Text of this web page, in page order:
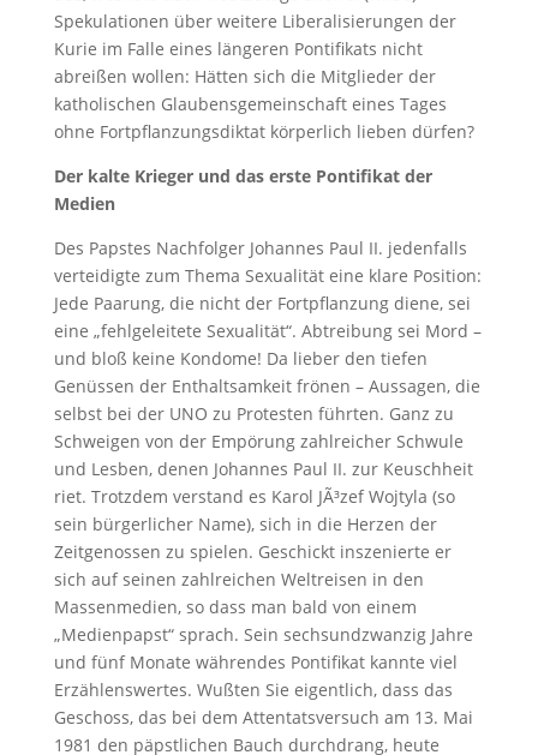
Spekulationen über weitere Liberalisierungen der
Kurie im Falle eines längeren Pontifikats nicht
abreißen wollen: Hätten sich die Mitglieder der
katholischen Glaubensgemeinschaft eines Tages
ohne Fortpflanzungsdiktat körperlich lieben dürfen?
Der kalte Krieger und das erste Pontifikat der
Medien
Des Papstes Nachfolger Johannes Paul II. jedenfalls
verteidigte zum Thema Sexualität eine klare Position:
Jede Paarung, die nicht der Fortpflanzung diene, sei
eine „fehlgeleitete Sexualität“. Abtreibung sei Mord –
und bloß keine Kondome! Da lieber den tiefen
Genüssen der Enthaltsamkeit frönen – Aussagen, die
selbst bei der UNO zu Protesten führten. Ganz zu
Schweigen von der Empörung zahlreicher Schwule
und Lesben, denen Johannes Paul II. zur Keuschheit
riet. Trotzdem verstand es Karol JÃ³zef Wojtyla (so
sein bürgerlicher Name), sich in die Herzen der
Zeitgenossen zu spielen. Geschickt inszenierte er
sich auf seinen zahlreichen Weltreisen in den
Massenmedien, so dass man bald von einem
„Medienpapst“ sprach. Sein sechsundzwanzig Jahre
und fünf Monate währendes Pontifikat kannte viel
Erzählenswertes. Wußten Sie eigentlich, dass das
Geschoss, das bei dem Attentatsversuch am 13. Mai
1981 den päpstlichen Bauch durchdrang, heute